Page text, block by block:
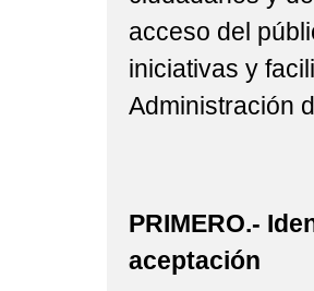
acceso del
iniciativas y
Administración
PRIMERO.-
aceptación